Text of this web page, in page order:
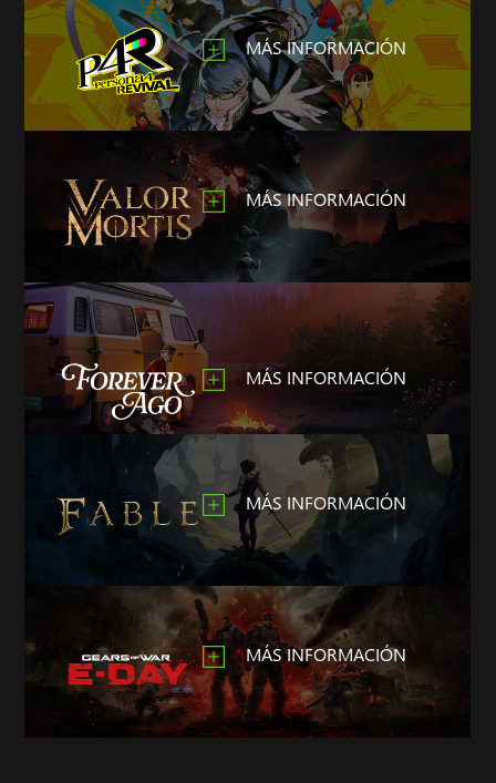
MÁS INFORMACIÓN
MÁS INFORMACIÓN
MÁS INFORMACIÓN
MÁS INFORMACIÓN
MÁS INFORMACIÓN